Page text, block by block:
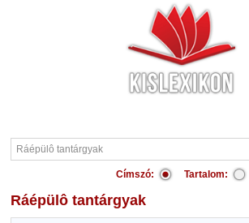
Címszó: Tartalom:
Ráépülô tantárgyak